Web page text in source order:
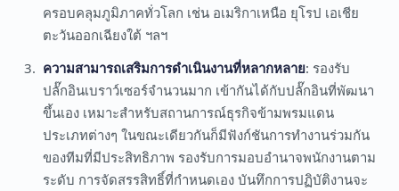
ครอบคลุมภูมิภาคทั่วโลก เช่น อเมริกาเหนือ ยุโรป เอเชีย
ตะวันออกเฉียงใต้ ฯลฯ
ความสามารถเสริมการดำเนินงานที่หลากหลาย: รองรับ
ปลั๊กอินเบราว์เซอร์จำนวนมาก เข้ากันได้กับปลั๊กอินที่พัฒนา
ขึ้นเอง เหมาะสำหรับสถานการณ์ธุรกิจข้ามพรมแดน
ประเภทต่างๆ ในขณะเดียวกันก็มีฟังก์ชันการทำงานร่วมกัน
ของทีมที่มีประสิทธิภาพ รองรับการมอบอำนาจพนักงานตาม
ระดับ การจัดสรรสิทธิ์ที่กำหนดเอง บันทึกการปฏิบัติงานจะ